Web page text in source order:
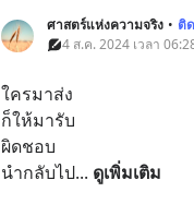
ศาสตร์แห่งความจริง • ติ
4 ส.ค. 2024 เวลา
ใครมาส่ง
ก็ให้มารับ
ผิดชอบ
นำกลับไป... ดูเพิ่มเติม